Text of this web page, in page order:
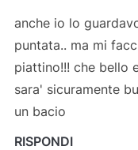
anche io lo
puntata.. ma mi
piattino!!! che bello
sara' sicuramente
un bacio
RISPONDI